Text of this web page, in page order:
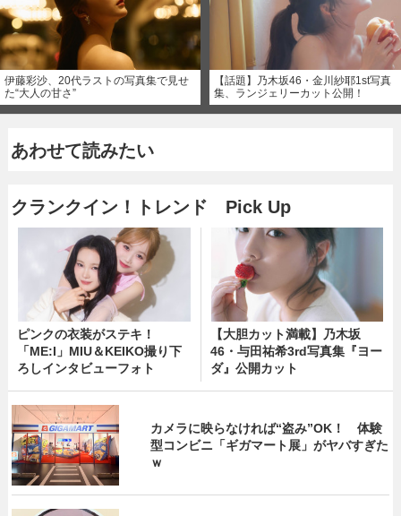
伊藤彩沙、20代ラストの写真集で見せ
た“大人の甘さ”
【話題】乃木坂46・金川紗耶1st写真
集、ランジェリーカット公開！
あわせて読みたい
クランクイン！トレンド Pick Up
ピンクの衣装がステキ！
「ME:I」MIU＆KEIKO撮り下
ろしインタビューフォト
【大胆カット満載】乃木坂
46・与田祐希3rd写真集『ヨー
ダ』公開カット
カメラに映らなければ“盗み”OK！ 体験
型コンビニ「ギガマート展」がヤバすぎた
ｗ